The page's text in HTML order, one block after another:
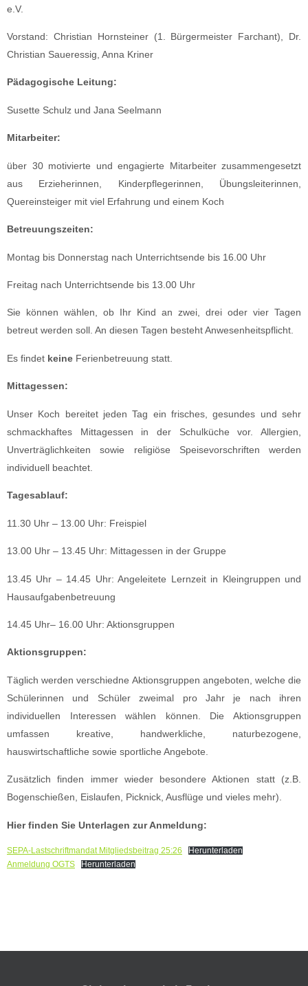
e.V.
Vorstand: Christian Hornsteiner (1. Bürgermeister Farchant), Dr.
Christian Saueressig, Anna Kriner
Pädagogische Leitung:
Susette Schulz und Jana Seelmann
Mitarbeiter:
über 30 motivierte und engagierte Mitarbeiter zusammengesetzt
aus Erzieherinnen, Kinderpflegerinnen, Übungsleiterinnen,
Quereinsteiger mit viel Erfahrung und einem Koch
Betreuungszeiten:
Montag bis Donnerstag nach Unterrichtsende bis 16.00 Uhr
Freitag nach Unterrichtsende bis 13.00 Uhr
Sie können wählen, ob Ihr Kind an zwei, drei oder vier Tagen
betreut werden soll. An diesen Tagen besteht Anwesenheitspflicht.
Es findet keine Ferienbetreuung statt.
Mittagessen:
Unser Koch bereitet jeden Tag ein frisches, gesundes und sehr
schmackhaftes Mittagessen in der Schulküche vor. Allergien,
Unverträglichkeiten sowie religiöse Speisevorschriften werden
individuell beachtet.
Tagesablauf:
11.30 Uhr – 13.00 Uhr: Freispiel
13.00 Uhr – 13.45 Uhr: Mittagessen in der Gruppe
13.45 Uhr – 14.45 Uhr: Angeleitete Lernzeit in Kleingruppen und
Hausaufgabenbetreuung
14.45 Uhr– 16.00 Uhr: Aktionsgruppen
Aktionsgruppen:
Täglich werden verschiedne Aktionsgruppen angeboten, welche die
Schülerinnen und Schüler zweimal pro Jahr je nach ihren
individuellen Interessen wählen können. Die Aktionsgruppen
umfassen kreative, handwerkliche, naturbezogene,
hauswirtschaftliche sowie sportliche Angebote.
Zusätzlich finden immer wieder besondere Aktionen statt (z.B.
Bogenschießen, Eislaufen, Picknick, Ausflüge und vieles mehr).
Hier finden Sie Unterlagen zur Anmeldung:
SEPA-Lastschriftmandat Mitgliedsbeitrag 25:26
Herunterladen
Anmeldung OGTS
Herunterladen